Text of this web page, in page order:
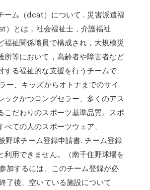
ーム（dcat）について . 災害派遣福
）とは，社会福祉士，介護福祉
福祉関係職員で構成され，大規模災
所等において，高齢者や障害者など
する福祉的な支援を行うチームで
ー、キッズからオトナまでのサイ
ックかつロングセラー、多くのアス
こだわりのスポーツ基準品質。スポ
べての人のスポーツウェア、
野球チーム登録申請書. チーム登録
利用できません。（南千住野球場を
加するには、このチーム登録が必
了後、空いている施設について